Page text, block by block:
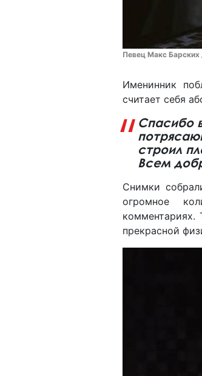
Певец Макс
Именинник
считает себя
Спасибо
строил
Всем
Снимки
огромное
комментариях.
прекрасной